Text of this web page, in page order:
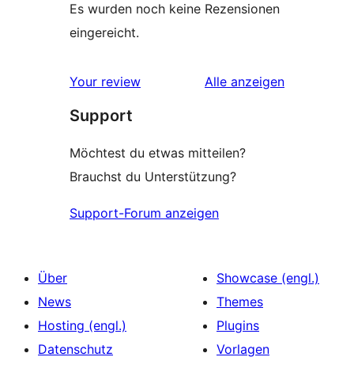
Es wurden noch keine Rezensionen
eingereicht.
Your review Alle Rezensionen
anzeigen
Support
Möchtest du etwas mitteilen?
Brauchst du Unterstützung?
Support-Forum anzeigen
Über
News
Hosting (engl.)
Datenschutz
Showcase (engl.)
Themes
Plugins
Vorlagen